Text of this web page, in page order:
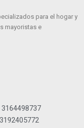
para el hogar y
mayoristas e